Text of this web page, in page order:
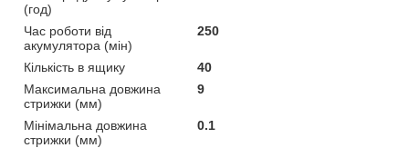
(год)
Час роботи від
акумулятора (мін)
250
Кількість в ящику
40
Максимальна довжина
стрижки (мм)
9
Мінімальна довжина
стрижки (мм)
0.1